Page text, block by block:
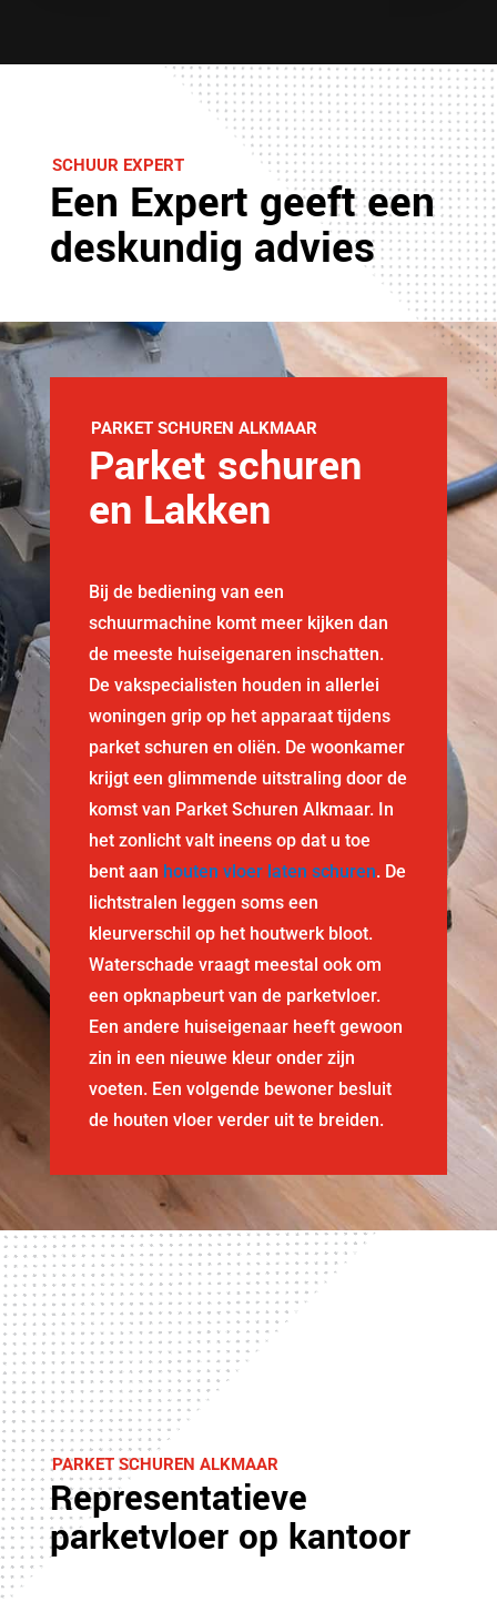
SCHUUR EXPERT
Een Expert geeft een
deskundig advies
PARKET SCHUREN ALKMAAR
Parket schuren
en Lakken
Bij de bediening van een
schuurmachine komt meer kijken dan
de meeste huiseigenaren inschatten.
De vakspecialisten houden in allerlei
woningen grip op het apparaat tijdens
parket schuren en oliën. De woonkamer
krijgt een glimmende uitstraling door de
komst van Parket Schuren Alkmaar. In
het zonlicht valt ineens op dat u toe
bent aan houten vloer laten schuren. De
lichtstralen leggen soms een
kleurverschil op het houtwerk bloot.
Waterschade vraagt meestal ook om
een opknapbeurt van de parketvloer.
Een andere huiseigenaar heeft gewoon
zin in een nieuwe kleur onder zijn
voeten. Een volgende bewoner besluit
de houten vloer verder uit te breiden.
PARKET SCHUREN ALKMAAR
Representatieve
parketvloer op kantoor